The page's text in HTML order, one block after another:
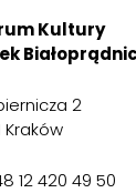
Kultury
2
Kraków
12 420 49 50